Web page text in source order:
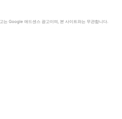
는 Google 애드센스 광고이며, 본 사이트와는 무관합니다.